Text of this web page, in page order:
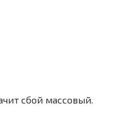
сбой массовый.